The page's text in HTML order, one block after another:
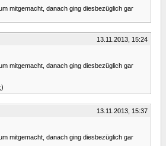
mitgemacht, danach ging diesbezüglich gar
13.11.2013, 15:24
mitgemacht, danach ging diesbezüglich gar
13.11.2013, 15:37
mitgemacht, danach ging diesbezüglich gar